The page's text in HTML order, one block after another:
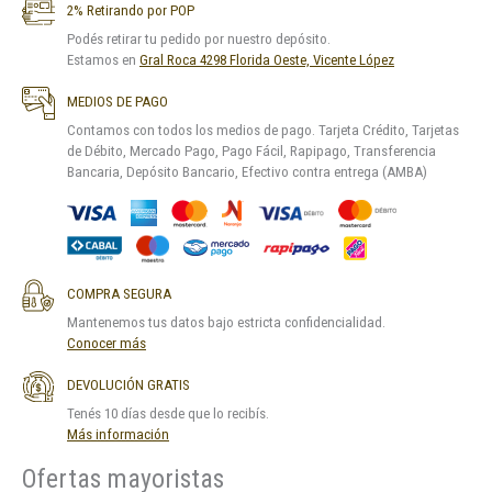
2% Retirando por POP
Podés retirar tu pedido por nuestro depósito.
Estamos en Gral Roca 4298 Florida Oeste, Vicente López
MEDIOS DE PAGO
Contamos con todos los medios de pago. Tarjeta Crédito, Tarjetas
de Débito, Mercado Pago, Pago Fácil, Rapipago, Transferencia
Bancaria, Depósito Bancario, Efectivo contra entrega (AMBA)
COMPRA SEGURA
Mantenemos tus datos bajo estricta confidencialidad.
Conocer más
DEVOLUCIÓN GRATIS
Tenés 10 días desde que lo recibís.
Más información
Ofertas mayoristas